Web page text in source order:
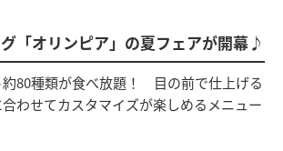
「オリンピア」の夏フェアが開幕♪
80種類が食べ放題！ 目の前で仕上げる
わせてカスタマイズが楽しめるメニュー